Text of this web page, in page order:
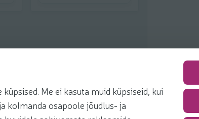
Me ei kasuta muid küpsiseid, kui
kolmanda osapoole jõudlus- ja
Плата за
Сумма